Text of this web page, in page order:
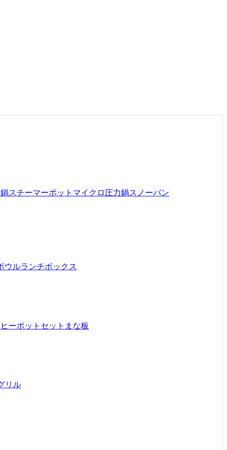
スチーマーポット マイクロ圧力鍋スノーパン
ウルランチボックス
ーポットセット まな板
リル